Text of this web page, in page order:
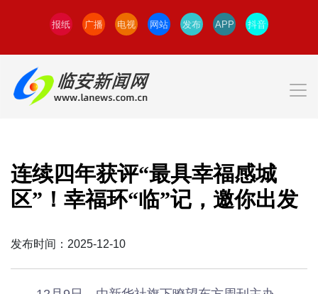
报纸 广播 电视 网站 发布 APP 抖音
连续四年获评“最具幸福感城
区”！幸福环“临”记，邀你出发
发布时间：2025-12-10